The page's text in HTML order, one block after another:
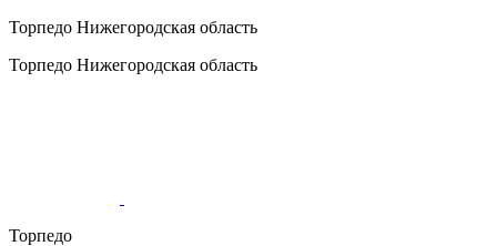
Торпедо Нижегородская область
Торпедо Нижегородская область
Торпедо